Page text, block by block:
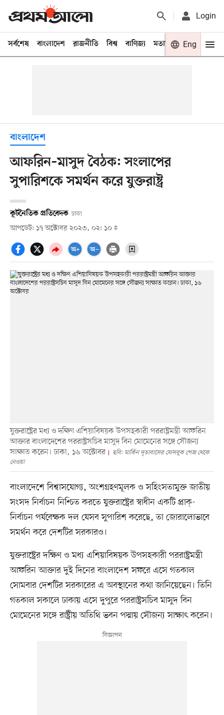
Login
সর্বশেষ বাংলাদেশ রাজনীতি বিশ্ব বাণিজ্য মতামত খেলা
Eng
বাংলাদেশ
আফরিন–মাসুদ বৈঠক: সংলাপের
সুপারিশকে সমর্থন করে যুক্তরাষ্ট্র
কূটনৈতিক প্রতিবেদক ঢাকা
আপডেট: ১৭ অক্টোবর ২০২৩, ০২: ১০
যুক্তরাষ্ট্রের মধ্য ও দক্ষিণ এশিয়াবিষয়ক উপসহকারী পররাষ্ট্রমন্ত্রী আফরিন
আক্তার বাংলাদেশের পররাষ্ট্রসচিব মাসুদ বিন মোমেনের সঙ্গে সৌজন্য
সাক্ষাত করেন। ঢাকা, ১৬ অক্টোবর
ছবি: মার্কিন দূতাবাসের ফেসবুক পেজ থেকে
নেওয়া
বাংলাদেশে বিশ্বাসযোগ্য, অংশগ্রহণমূলক ও সহিংসতামুক্ত জাতীয়
সংসদ নির্বাচন নিশ্চিত করতে যুক্তরাষ্ট্রের স্বাধীন একটি প্রাক্‌-
নির্বাচন পর্যবেক্ষক দল যেসব সুপারিশ করেছে, তা জোরালোভাবে
সমর্থন করে দেশটির সরকারও।
যুক্তরাষ্ট্রের দক্ষিণ ও মধ্য এশিয়াবিষয়ক উপসহকারী পররাষ্ট্রমন্ত্রী
আফরিন আক্তার দুই দিনের বাংলাদেশ সফরে এসে গতকাল
সোমবার দেশটির সরকারের এ অবস্থানের কথা জানিয়েছেন। তিনি
গতকাল সকালে ঢাকায় এসে দুপুরে পররাষ্ট্রসচিব মাসুদ বিন
মোমেনের সঙ্গে রাষ্ট্রীয় অতিথি ভবন পদ্মায় সৌজন্য সাক্ষাৎ করেন।